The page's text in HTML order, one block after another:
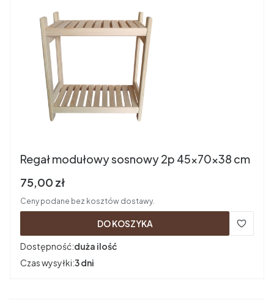
Regał modułowy sosnowy 2p 45x70x38 cm
Cena brutto
75,00 zł
Ceny podane bez kosztów dostawy.
DO KOSZYKA
Dostępność:duża ilość
Czas wysyłki:3 dni